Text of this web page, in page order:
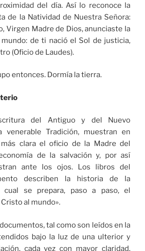
del día. Así lo reconoce la
de la Natividad de Nuestra Señora:
Virgen Madre de Dios, anunciaste la
de ti nació el Sol de justicia,
(Oficio de Laudes).
entonces. Dormía la tierra.
del Antiguo y del Nuevo
venerable Tradición, muestran en
clara el oficio de la Madre del
de la salvación y, por así
ante los ojos. Los libros del
describen la historia de la
cual se prepara, paso a paso, el
al mundo».
tal como son leídos en la
bajo la luz de una ulterior y
cada vez con mayor claridad,